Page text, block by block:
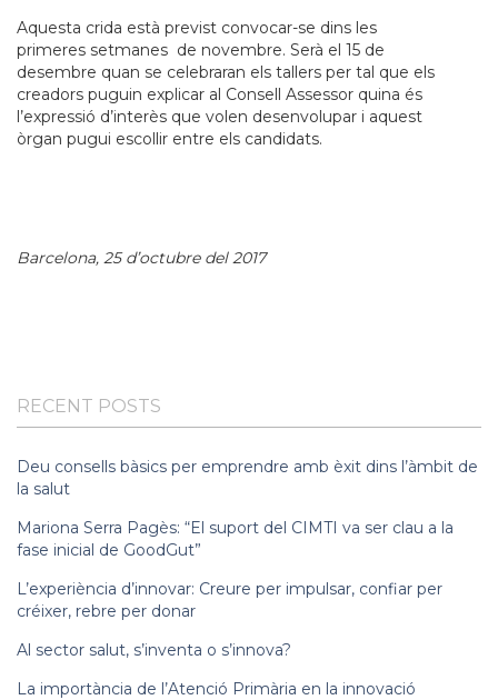
Aquesta crida està previst convocar-se dins les
primeres setmanes de novembre. Serà el 15 de
desembre quan se celebraran els tallers per tal que els
creadors puguin explicar al Consell Assessor quina és
l’expressió d’interès que volen desenvolupar i aquest
òrgan pugui escollir entre els candidats.
Barcelona, 25 d’octubre del 2017
RECENT POSTS
Deu consells bàsics per emprendre amb èxit dins l’àmbit de
la salut
Mariona Serra Pagès: “El suport del CIMTI va ser clau a la
fase inicial de GoodGut”
L’experiència d’innovar: Creure per impulsar, confiar per
créixer, rebre per donar
Al sector salut, s’inventa o s’innova?
La importància de l’Atenció Primària en la innovació